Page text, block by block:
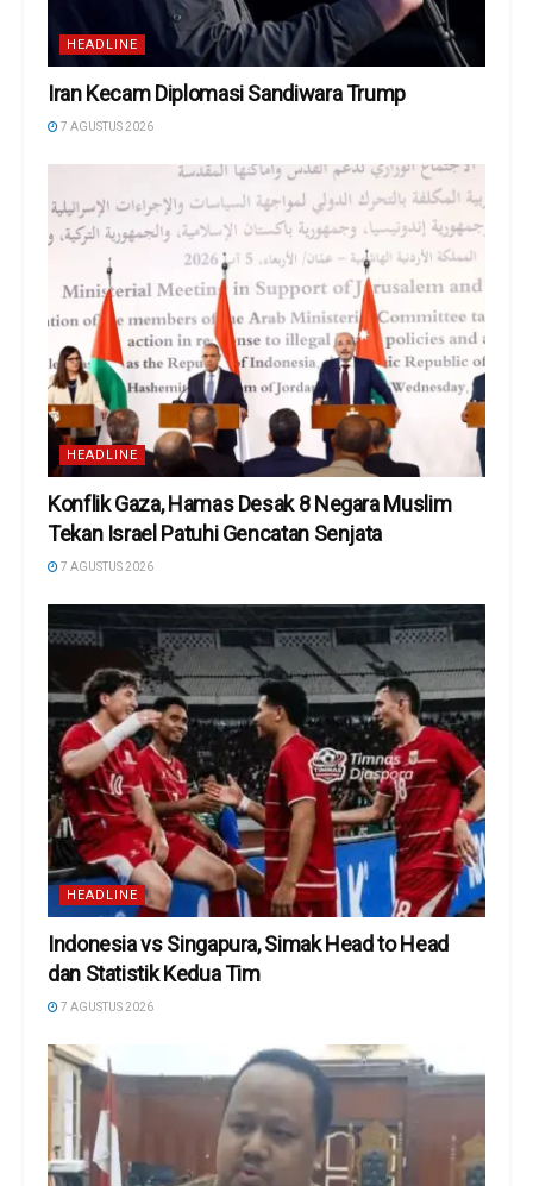
HEADLINE
Iran Kecam Diplomasi Sandiwara Trump
7 AGUSTUS 2026
HEADLINE
Konflik Gaza, Hamas Desak 8 Negara Muslim
Tekan Israel Patuhi Gencatan Senjata
7 AGUSTUS 2026
HEADLINE
Indonesia vs Singapura, Simak Head to Head
dan Statistik Kedua Tim
7 AGUSTUS 2026